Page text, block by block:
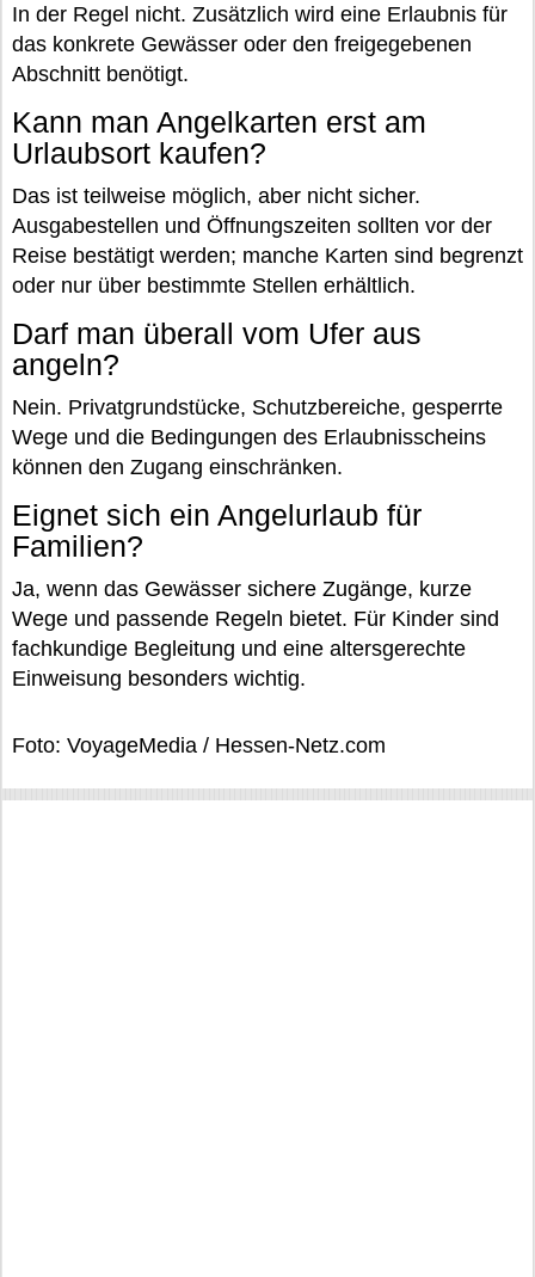
In der Regel nicht. Zusätzlich wird eine Erlaubnis für
das konkrete Gewässer oder den freigegebenen
Abschnitt benötigt.
Kann man Angelkarten erst am
Urlaubsort kaufen?
Das ist teilweise möglich, aber nicht sicher.
Ausgabestellen und Öffnungszeiten sollten vor der
Reise bestätigt werden; manche Karten sind begrenzt
oder nur über bestimmte Stellen erhältlich.
Darf man überall vom Ufer aus
angeln?
Nein. Privatgrundstücke, Schutzbereiche, gesperrte
Wege und die Bedingungen des Erlaubnisscheins
können den Zugang einschränken.
Eignet sich ein Angelurlaub für
Familien?
Ja, wenn das Gewässer sichere Zugänge, kurze
Wege und passende Regeln bietet. Für Kinder sind
fachkundige Begleitung und eine altersgerechte
Einweisung besonders wichtig.
Foto: VoyageMedia / Hessen-Netz.com